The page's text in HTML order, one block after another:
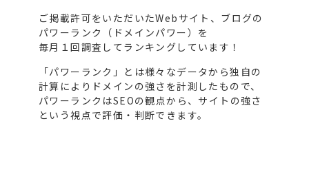
ご掲載許可をいただいたWebサイト、ブログの
パワーランク（ドメインパワー）を
毎月１回調査してランキングしています！
「パワーランク」とは様々なデータから独自の
計算によりドメインの強さを計測したもので、
パワーランクはSEOの観点から、サイトの強さ
という視点で評価・判断できます。